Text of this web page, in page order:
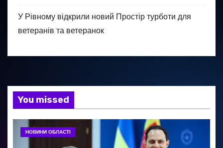
У Рівному відкрили новий Простір турботи для
ветеранів та ветеранок
You missed
НОВИНИ ОБЛАСТІ